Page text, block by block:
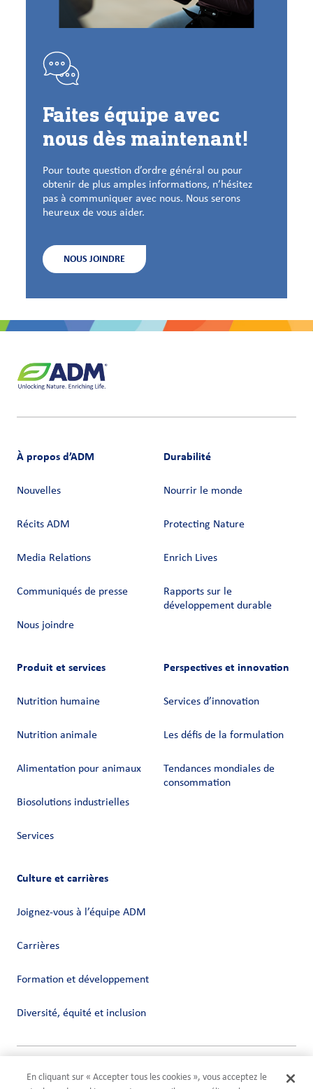
Faites équipe avec
nous dès maintenant!
Pour toute question d’ordre général ou pour
obtenir de plus amples informations, n’hésitez
pas à communiquer avec nous. Nous serons
heureux de vous aider.
NOUS JOINDRE
À propos d’ADM
Nouvelles
Récits ADM
Media Relations
Communiqués de presse
Nous joindre
Durabilité
Nourrir le monde
Protecting Nature
Enrich Lives
Rapports sur le
développement durable
Produit et services
Nutrition humaine
Nutrition animale
Alimentation pour animaux
Biosolutions industrielles
Services
Perspectives et innovation
Services d’innovation
Les défis de la formulation
Tendances mondiales de
consommation
Culture et carrières
Joignez-vous à l’équipe ADM
Carrières
Formation et développement
Diversité, équité et inclusion
Vie privée
En cliquant sur « Accepter tous les cookies », vous acceptez le